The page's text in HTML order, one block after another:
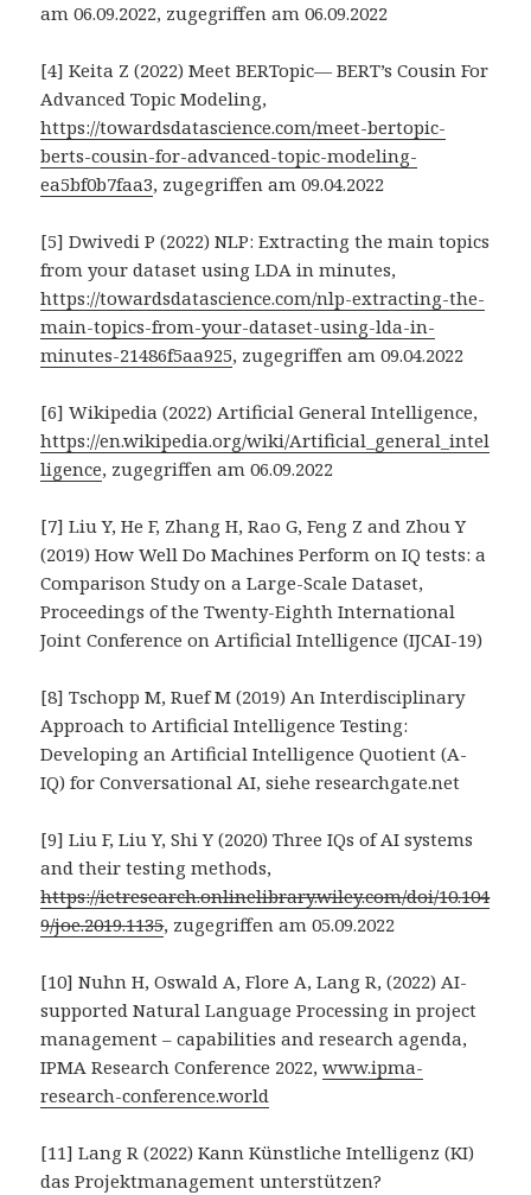
am 06.09.2022, zugegriffen am 06.09.2022
[4] Keita Z (2022) Meet BERTopic— BERT’s Cousin For
Advanced Topic Modeling,
https://towardsdatascience.com/meet-bertopic-
berts-cousin-for-advanced-topic-modeling-
ea5bf0b7faa3, zugegriffen am 09.04.2022
[5] Dwivedi P (2022) NLP: Extracting the main topics
from your dataset using LDA in minutes,
https://towardsdatascience.com/nlp-extracting-the-
main-topics-from-your-dataset-using-lda-in-
minutes-21486f5aa925, zugegriffen am 09.04.2022
[6] Wikipedia (2022) Artificial General Intelligence,
https://en.wikipedia.org/wiki/Artificial_general_intel
ligence, zugegriffen am 06.09.2022
[7] Liu Y, He F, Zhang H, Rao G, Feng Z and Zhou Y
(2019) How Well Do Machines Perform on IQ tests: a
Comparison Study on a Large-Scale Dataset,
Proceedings of the Twenty-Eighth International
Joint Conference on Artificial Intelligence (IJCAI-19)
[8] Tschopp M, Ruef M (2019) An Interdisciplinary
Approach to Artificial Intelligence Testing:
Developing an Artificial Intelligence Quotient (A-
IQ) for Conversational AI, siehe researchgate.net
[9] Liu F, Liu Y, Shi Y (2020) Three IQs of AI systems
and their testing methods,
https://ietresearch.onlinelibrary.wiley.com/doi/10.104
9/joe.2019.1135, zugegriffen am 05.09.2022
[10] Nuhn H, Oswald A, Flore A, Lang R, (2022) AI-
supported Natural Language Processing in project
management – capabilities and research agenda,
IPMA Research Conference 2022,www.ipma-
research-conference.world
[11] Lang R (2022) Kann Künstliche Intelligenz (KI)
das Projektmanagement unterstützen?